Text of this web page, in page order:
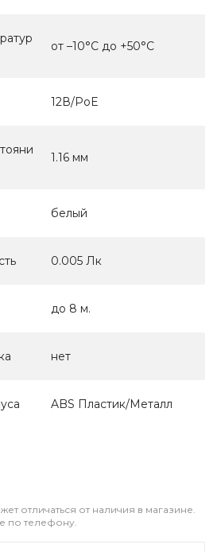
от –10°C до +50°C
12В/PoE
1.16 мм
белый
0.005 Лк
до 8 м.
нет
ABS Пластик/Металл
отличаться от наличия в магазине.
по телефону.